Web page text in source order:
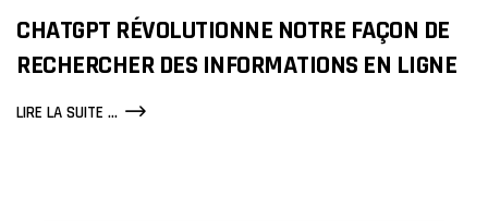
CHATGPT RÉVOLUTIONNE NOTRE FAÇON DE
RECHERCHER DES INFORMATIONS EN LIGNE
LIRE LA SUITE ...CHATGPT